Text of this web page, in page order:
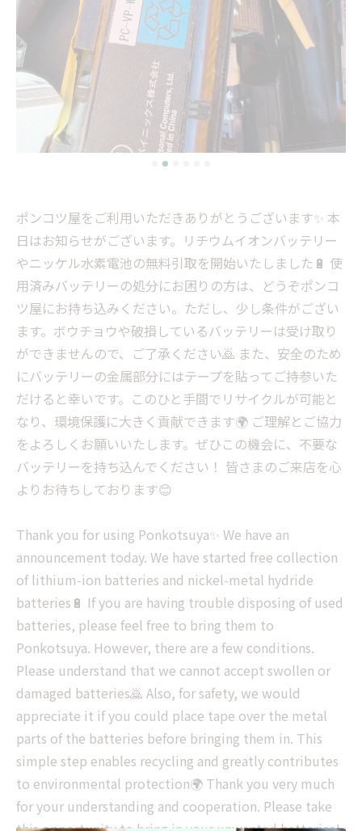
ポンコツ屋をご利用いただきありがとうございます✨ 本
日はお知らせがございます。リチウムイオンバッテリー
やニッケル水素電池の無料引取を開始いたしました🔋 使
用済みバッテリーの処分にお困りの方は、どうぞポンコ
ツ屋にお持ち込みください。ただし、少し条件がござい
ます。ボウチョウや破損しているバッテリーは受け取り
ができませんので、ご了承ください🙇 また、安全のため
にバッテリーの金属部分にはテープを貼ってご持参いた
だけると幸いです。このひと手間でリサイクルが可能と
なり、環境保護に大きく貢献できます🌍 ご理解とご協力
をよろしくお願いいたします。ぜひこの機会に、不要な
バッテリーを持ち込んでください！ 皆さまのご来店を心
よりお待ちしております😊
Thank you for using Ponkotsuya✨ We have an
announcement today. We have started free collection
of lithium-ion batteries and nickel-metal hydride
batteries🔋 If you are having trouble disposing of used
batteries, please feel free to bring them to
Ponkotsuya. However, there are a few conditions.
Please understand that we cannot accept swollen or
damaged batteries🙇 Also, for safety, we would
appreciate it if you could place tape over the metal
parts of the batteries before bringing them in. This
simple step enables recycling and greatly contributes
to environmental protection🌍 Thank you very much
for your understanding and cooperation. Please take